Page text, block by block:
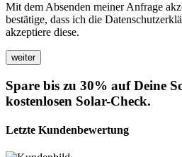
Mit dem Absenden meiner Anfrage
bestätige, dass ich die
akzeptiere diese.
Spare bis zu 30% auf Deine
kostenlosen Solar-Check.
Letzte Kundenbewertung